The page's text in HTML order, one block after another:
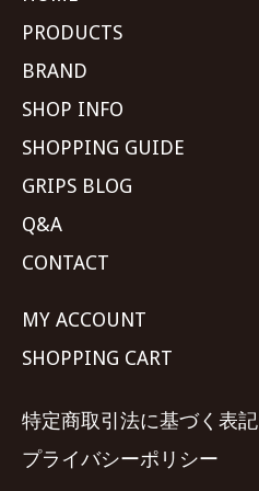
PRODUCTS
BRAND
SHOP INFO
SHOPPING GUIDE
GRIPS BLOG
Q&A
CONTACT
MY ACCOUNT
SHOPPING CART
特定商取引法に基づく表記
プライバシーポリシー